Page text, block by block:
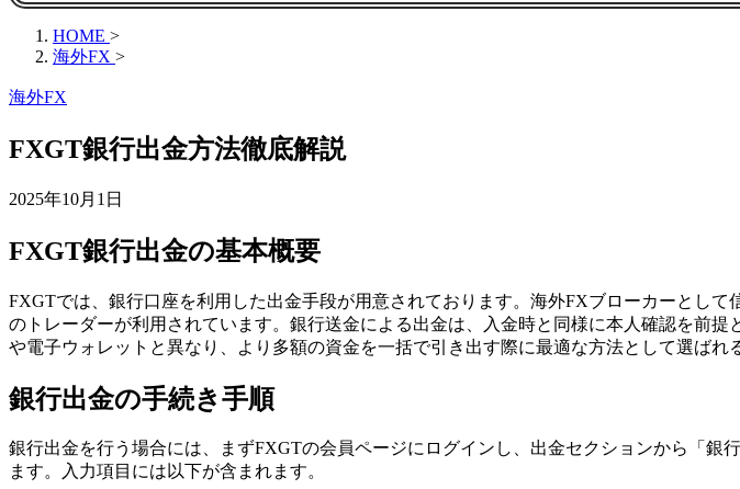
HOME >
海外FX >
海外FX
FXGT銀行出金方法徹底解説
2025年10月1日
FXGT銀行出金の基本概要
FXGTでは、銀行口座を利用した出金手段が用意されております。海外FXブローカーとし
のトレーダーが利用されています。銀行送金による出金は、入金時と同様に本人確認を前
や電子ウォレットと異なり、より多額の資金を一括で引き出す際に最適な方法として選ばれ
銀行出金の手続き手順
銀行出金を行う場合には、まずFXGTの会員ページにログインし、出金セクションから「
ます。入力項目には以下が含まれます。